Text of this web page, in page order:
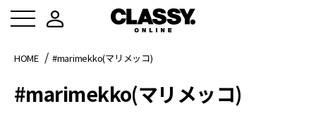
HOME #marimekko(マリメッコ)
#marimekko(マリメッコ)